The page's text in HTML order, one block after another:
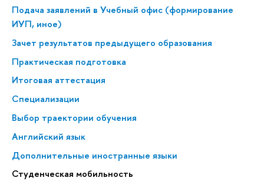
Подача заявлений в Учебный офис (формирование
ИУП, иное)
Зачет результатов предыдущего образования
Практическая подготовка
Итоговая аттестация
Специализации
Выбор траектории обучения
Английский язык
Дополнительные иностранные языки
Студенческая мобильность